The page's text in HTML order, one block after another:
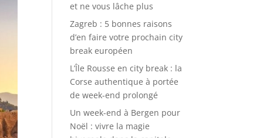
et ne vous lâche plus
Zagreb : 5 bonnes raisons
d’en faire votre prochain city
break européen
L’Île Rousse en city break : la
Corse authentique à portée
de week-end prolongé
Un week-end à Bergen pour
Noël : vivre la magie